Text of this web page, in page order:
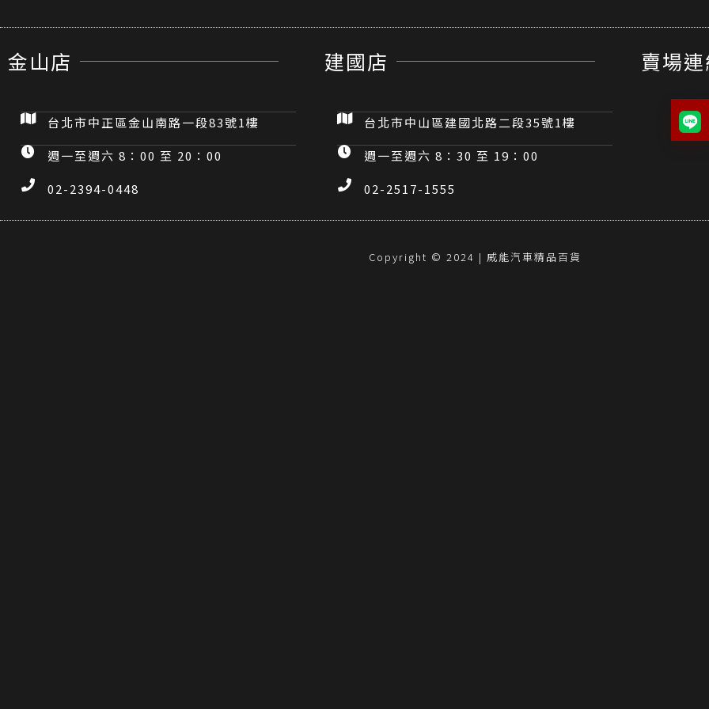
金山店
台北市中正區金山南路一段83號1樓
週一至週六 8：00 至 20：00
02-2394-0448
建國店
台北市中山區建國北路二段35號1樓
週一至週六 8：30 至 19：00
02-2517-1555
賣場
Copyright © 2024 | 威能汽車精品百貨